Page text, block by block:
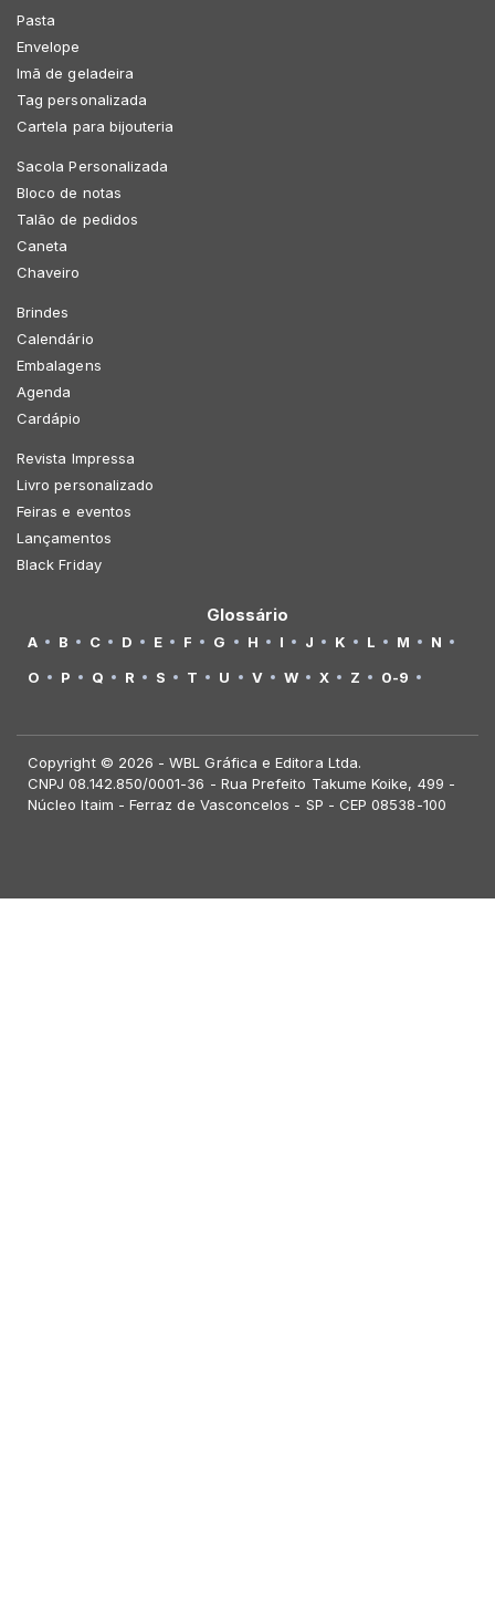
Pasta
Envelope
Imã de geladeira
Tag personalizada
Cartela para bijouteria
Sacola Personalizada
Bloco de notas
Talão de pedidos
Caneta
Chaveiro
Brindes
Calendário
Embalagens
Agenda
Cardápio
Revista Impressa
Livro personalizado
Feiras e eventos
Lançamentos
Black Friday
Glossário
A B C D E F G H I J K L M
N
O
P Q R S T U V W X Z 0-9
Copyright © 2026 - WBL Gráfica e Editora Ltda.
CNPJ 08.142.850/0001-36 - Rua Prefeito Takume Koike, 499 -
Núcleo Itaim - Ferraz de Vasconcelos - SP - CEP 08538-100